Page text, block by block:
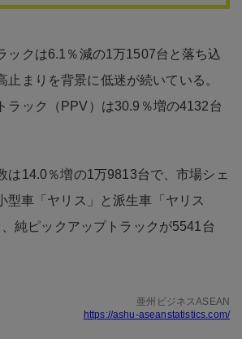
ックは6.1％減の1万1507台と落ち込
止まりを背景に低迷が続いている。
ラック（PPV）は30.9％増の4132台
は14.0％増の1万9813台で、市場シェ
型車「ヤリス」と派生車「ヤリス
純ピックアップトラックが5541台
亜州ビジネスASEAN
https://ashu-aseanstatistics.com/